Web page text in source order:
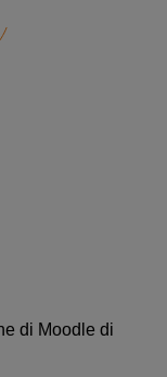
di Moodle di